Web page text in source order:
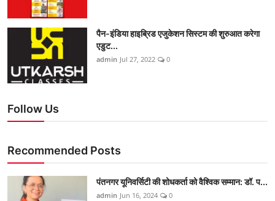
पैन-इंडिया हाइब्रिड एजुकेशन सिस्टम की शुरुआत करेगा
एडुट...
admin Jul 27, 2022 0
Follow Us
Recommended Posts
पंतनगर यूनिवर्सिटी की शोधकर्ता को वैश्विक सम्मान: डॉ. प...
admin Jun 16, 2024 0